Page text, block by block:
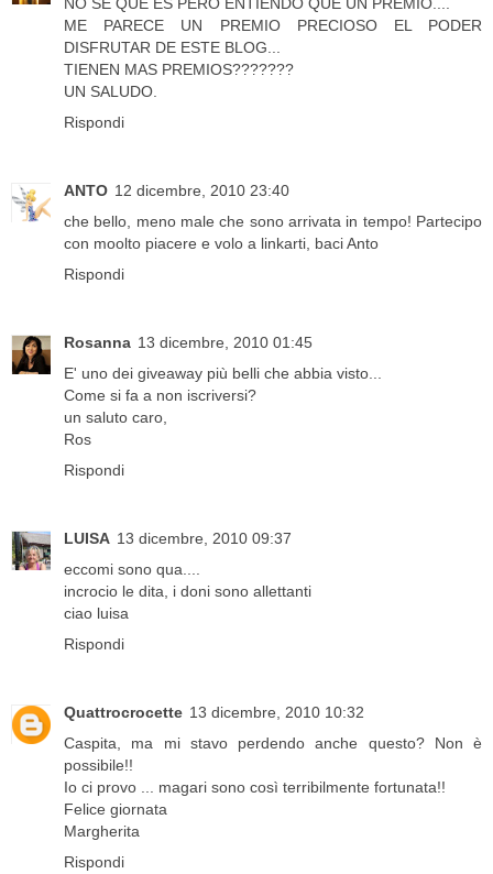
NO SE QUE ES PERO ENTIENDO QUE UN PREMIO....
ME PARECE UN PREMIO PRECIOSO EL PODER
DISFRUTAR DE ESTE BLOG...
TIENEN MAS PREMIOS???????
UN SALUDO.
Rispondi
ANTO 12 dicembre, 2010 23:40
che bello, meno male che sono arrivata in tempo! Partecipo
con moolto piacere e volo a linkarti, baci Anto
Rispondi
Rosanna 13 dicembre, 2010 01:45
E' uno dei giveaway più belli che abbia visto...
Come si fa a non iscriversi?
un saluto caro,
Ros
Rispondi
LUISA 13 dicembre, 2010 09:37
eccomi sono qua....
incrocio le dita, i doni sono allettanti
ciao luisa
Rispondi
Quattrocrocette 13 dicembre, 2010 10:32
Caspita, ma mi stavo perdendo anche questo? Non è
possibile!!
Io ci provo ... magari sono così terribilmente fortunata!!
Felice giornata
Margherita
Rispondi